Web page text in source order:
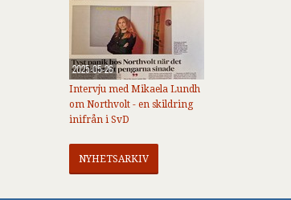
2025-05-26
Intervju med Mikaela Lundh
om Northvolt - en skildring
inifrån i SvD
NYHETSARKIV